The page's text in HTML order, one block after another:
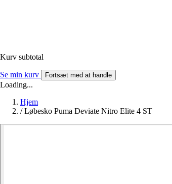
Kurv subtotal
Se min kurv Fortsæt med at handle
Loading...
Hjem
/ Løbesko Puma Deviate Nitro Elite 4 ST